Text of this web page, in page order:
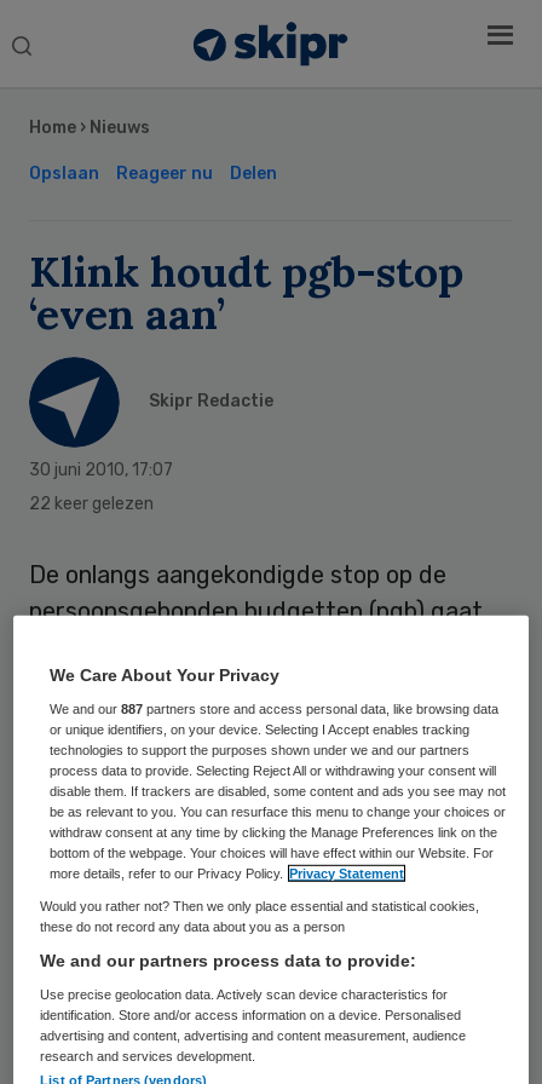
Search
Home › Nieuws
Opslaan Reageer nu Delen
Klink houdt pgb-stop
‘even aan’
Skipr Redactie
30 juni 2010, 17:07
22 keer gelezen
De onlangs aangekondigde stop op de
persoonsgebonden budgetten (pgb) gaat
minister Ab Klink van VWS heeft woensdag
op verzoek van de Tweede Kamer de
ingangsdatum van deze maatregel ‘even
aangehouden’.
Overschrijding budget
De Kamer wil donderdag 1 juli nog praten
over de door Klinkvoorgestelde
bezuinigingenin de zorg, waaronder dus
ook het plan om de rest van het jaar te
stoppen met het persoonsgebonden
Sidebar
We Care About Your Privacy
We and our887 partners store and access personal data, like browsing data
or unique identifiers, on your device. Selecting I Accept enables tracking
technologies to support the purposes shown under we and our partners
process data to provide. Selecting Reject All or withdrawing your consent will
disable them. If trackers are disabled, some content and ads you see may not
be as relevant to you. You can resurface this menu to change your choices or
withdraw consent at any time by clicking the Manage Preferences link on the
bottom of the webpage. Your choices will have effect within our Website. For
more details, refer to our Privacy Policy.
Privacy Statement
Would you rather not? Then we only place essential and statistical cookies,
these do not record any data about you as a person
We and our partners process data to provide:
Use precise geolocation data. Actively scan device characteristics for
identification. Store and/or access information on a device. Personalised
advertising and content, advertising and content measurement, audience
research and services development.
List of Partners (vendors)